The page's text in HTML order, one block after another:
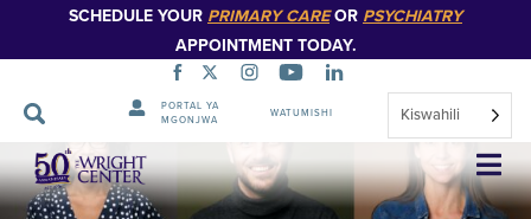
SCHEDULE YOUR PRIMARY CAREOR PSYCHIATRY
APPOINTMENT TODAY.
PORTAL YA
MGONJWA
WATUMISHI Kiswahili
Ruka
Urambazaji